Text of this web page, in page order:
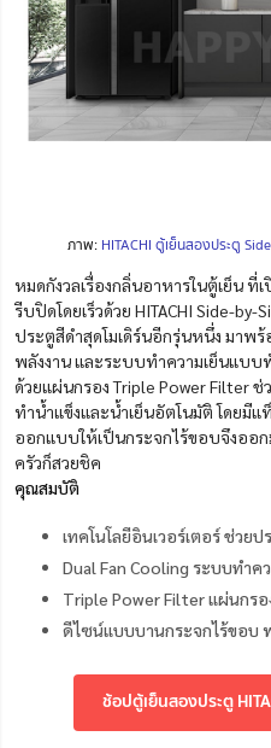
ภาพ: HITACHI ตู้เย็นสองประตู
หมดกังวลเรื่องกลิ่นอาหารในตู้เย็น ที่
รีบปิดโดยเร็วด้วย HITACHI Side-by-
ประตูสีดำสุดโมเดิร์นอีกรุ่นหนึ่ง มาพ
พลังงาน และระบบทำความเย็นแบบ
ด้วยแผ่นกรอง Triple Power Filter
ทำน้ำแข็งและน้ำเย็นอัตโนมัติ โดยมี
ออกแบบให้เป็นกระจกไร้ขอบจึงออก
ครัวก็สวยชิค
คุณสมบัติ
เทคโนโลยีอินเวอร์เตอร์ ช่วย
Dual Fan Cooling ระบบทำ
Triple Power Filter แผ่นกร
ดีไซน์แบบบานกระจกไร้ขอบ
ช้อปตู้เย็นสองประตู